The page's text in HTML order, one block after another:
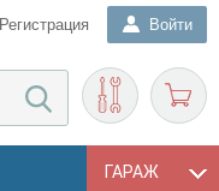
Регистрация Войти
ГАРАЖ